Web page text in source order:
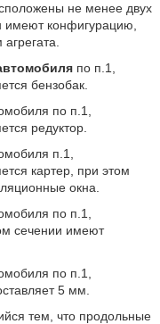
не менее двух
имеют конфигурацию,
по п.1,
бензобак.
по п.1,
редуктор.
п.1,
картер, при этом
окна.
по п.1,
сечении имеют
по п.1,
5 мм.
тем, что продольные